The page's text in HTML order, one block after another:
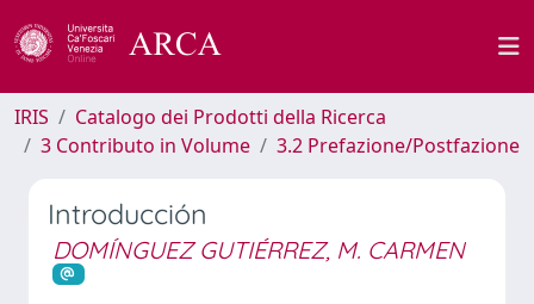
IRIS
Catalogo dei Prodotti della Ricerca
3 Contributo in Volume
3.2 Prefazione/Postfazione
Introducción
DOMÍNGUEZ GUTIÉRREZ, M. CARMEN